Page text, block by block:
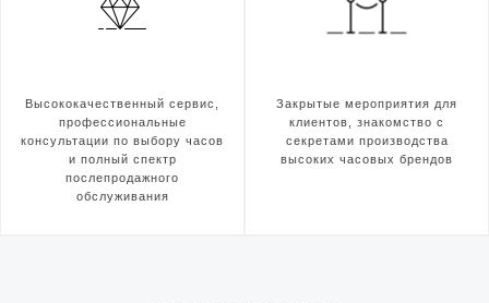
Высококачественный сервис,
профессиональные
консультации по выбору часов
и полный спектр
послепродажного
обслуживания
Закрытые мероприятия для
клиентов, знакомство с
секретами производства
высоких часовых брендов